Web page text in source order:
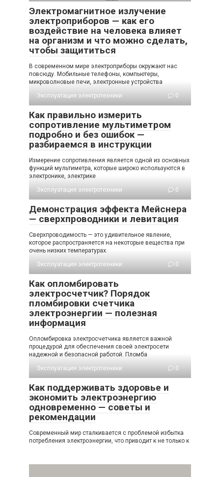
Электромагнитное излучение
электроприборов — как его
воздействие на человека влияет
на организм и что можно сделать,
чтобы защититься
В современном мире электроприборы окружают нас
повсюду. Мобильные телефоны, компьютеры,
микроволновые печи, электронные устройства
Эксплуатация электротехники
0
Как правильно измерить
сопротивление мультиметром
подробно и без ошибок —
разбираемся в инструкции
Измерение сопротивления является одной из основных
функций мультиметра, которые широко используются в
электронике, электрике
Эксплуатация электротехники
0
Демонстрация эффекта Мейснера
— сверхпроводники и левитация
Сверхпроводимость — это удивительное явление,
которое распространяется на некоторые вещества при
очень низких температурах.
Эксплуатация электротехники
0
Как опломбировать
электросчетчик? Порядок
пломбировки счетчика
электроэнергии — полезная
информация
Опломбировка электросчетчика является важной
процедурой для обеспечения своей электросети
надежной и безопасной работой. Пломба
Эксплуатация электротехники
0
Как поддерживать здоровье и
экономить электроэнергию
одновременно — советы и
рекомендации
Современный мир сталкивается с проблемой избытка
потребления электроэнергии, что приводит к не только к